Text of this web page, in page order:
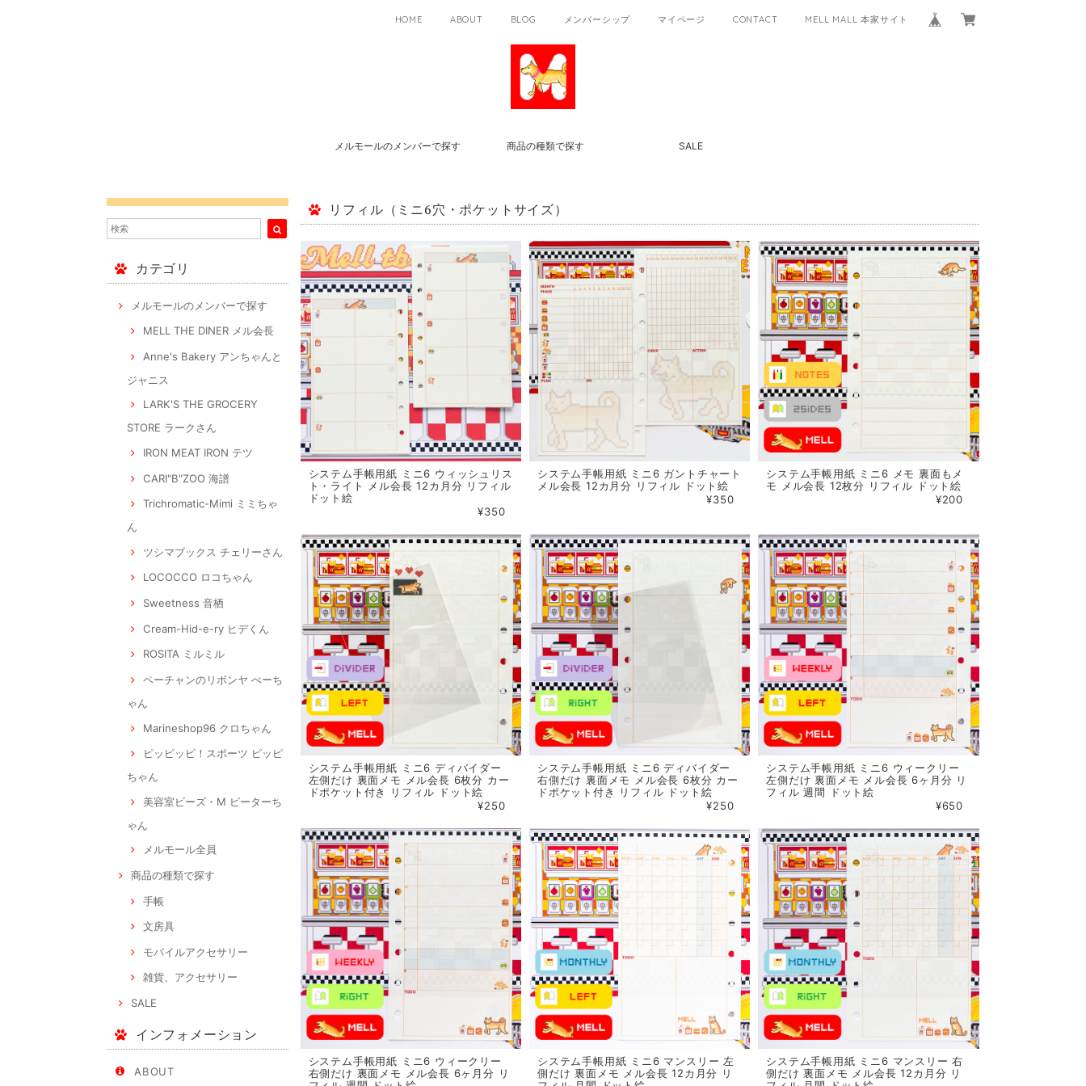
HOME ABOUT BLOG メンバーシップ マイページ CONTACT MELL MALL 本家サイト
メルモールのメンバーで探す 商品の種類で探す SALE
カテゴリ
メルモールのメンバーで探す
MELL THE DINER メル会長
Anne's Bakery アンちゃんと
ジャニス
LARK'S THE GROCERY
STORE ラークさん
IRON MEAT IRON テツ
CARI"B"ZOO 海譜
Trichromatic-Mimi ミミちゃ
ん
ツシマブックス チェリーさん
LOCOCCO ロコちゃん
Sweetness 音栖
Cream-Hid-e-ry ヒデくん
ROSITA ミルミル
ペーチャンのリボンヤ ぺーち
ゃん
Marineshop96 クロちゃん
ピッピッピ！スポーツ ピッピ
ちゃん
美容室ビーズ・M ピーターち
ゃん
メルモール全員
商品の種類で探す
手帳
文房具
モバイルアクセサリー
雑貨、アクセサリー
SALE
インフォメーション
ABOUT
リフィル（ミニ6穴・ポケットサイズ）
システム手帳用紙 ミニ6 ウィッシュリス
ト・ライト メル会長 12カ月分 リフィル
ドット絵
¥350
システム手帳用紙 ミニ6 ガントチャート
メル会長 12カ月分 リフィル ドット絵
¥350
システム手帳用紙 ミニ6 メモ 裏面もメ
モ メル会長 12枚分 リフィル ドット絵
¥200
システム手帳用紙 ミニ6 ディバイダー
左側だけ 裏面メモ メル会長 6枚分 カー
ドポケット付き リフィル ドット絵
¥250
システム手帳用紙 ミニ6 ディバイダー
右側だけ 裏面メモ メル会長 6枚分 カー
ドポケット付き リフィル ドット絵
¥250
システム手帳用紙 ミニ6 ウィークリー
左側だけ 裏面メモ メル会長 6ヶ月分 リ
フィル 週間 ドット絵
¥650
システム手帳用紙 ミニ6 ウィークリー
右側だけ 裏面メモ メル会長 6ヶ月分 リ
システム手帳用紙 ミニ6 マンスリー 左
側だけ 裏面メモ メル会長 12カ月分 リ
システム手帳用紙 ミニ6 マンスリー 右
側だけ 裏面メモ メル会長 12カ月分 リ